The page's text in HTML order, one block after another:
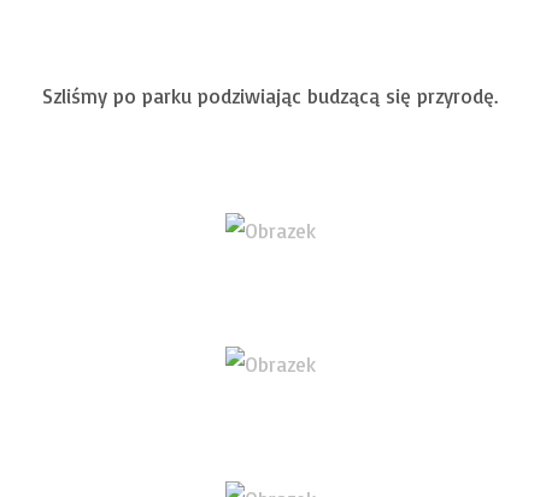
Szliśmy po parku podziwiając budzącą się przyrodę.